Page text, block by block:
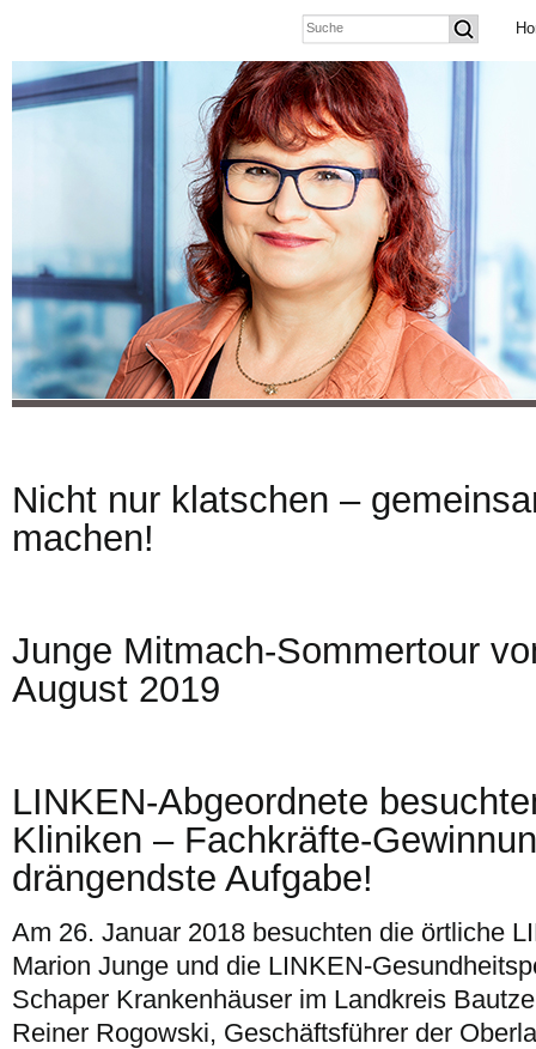
Nicht nur klatschen –
machen!
Junge Mitmach-Sommertour
August 2019
LINKEN-Abgeordnete
Kliniken – Fachkräfte-
drängendste Aufgabe!
Am 26. Januar 2018 besuchten die örtliche
Marion Junge und die LINKEN-
Schaper Krankenhäuser im Landkreis
Reiner Rogowski, Geschäftsführer der